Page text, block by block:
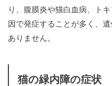
り、腹膜炎や猫白血病、ト
因で発症することが多く、
ありません。
猫の緑内障の症状